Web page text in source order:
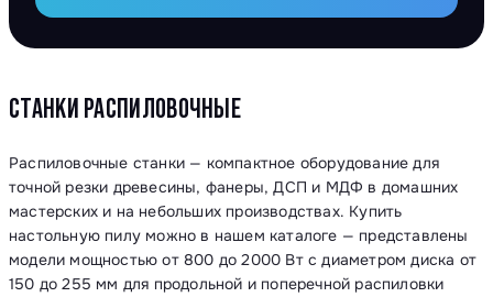
СТАНКИ РАСПИЛОВОЧНЫЕ
Распиловочные станки — компактное оборудование для
точной резки древесины, фанеры, ДСП и МДФ в домашних
мастерских и на небольших производствах. Купить
настольную пилу можно в нашем каталоге — представлены
модели мощностью от 800 до 2000 Вт с диаметром диска от
150 до 255 мм для продольной и поперечной распиловки